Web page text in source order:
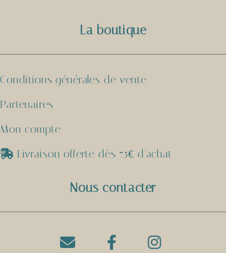
La boutique
Conditions générales de vente
Partenaires
Mon compte
Livraison offerte dès 75€ d'achat
Nous contacter
  